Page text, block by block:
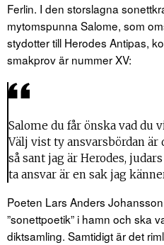
Ferlin. I den storslagna
mytomspunna Salome, som
stydotter till Herodes Antipas,
smakprov är nummer XV:
Salome du får önska vad du
Välj vist ty ansvarsbördan är
så sant jag är Herodes,
ta ansvar är en sak jag
Poeten Lars Anders
”sonettpoetik” i hamn och ska
diktsamling. Samtidigt är det